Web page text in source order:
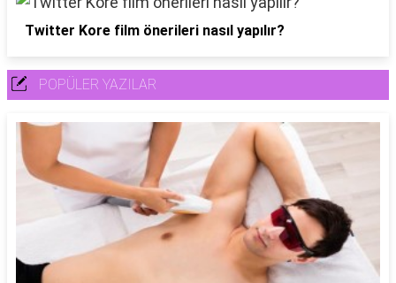
Twitter Kore film önerileri nasıl yapılır?
POPÜLER YAZILAR